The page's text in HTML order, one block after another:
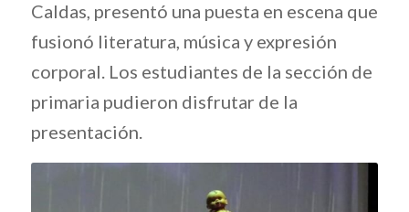
Caldas, presentó una puesta en escena que
fusionó literatura, música y expresión
corporal. Los estudiantes de la sección de
primaria pudieron disfrutar de la
presentación.